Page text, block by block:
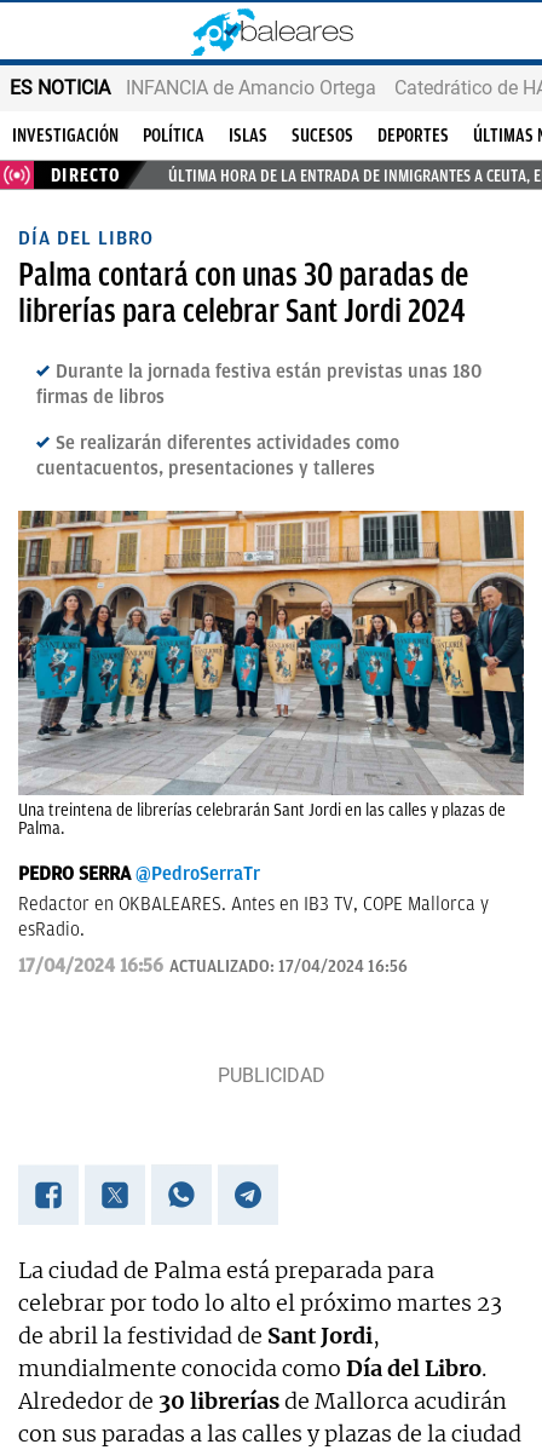
ES NOTICIA INFANCIA de Amancio Ortega
INVESTIGACIÓN POLÍTICA ISLAS SUCESOS DEPORTES
ÚLTIMAS
DIRECTO
ÚLTIMA HORA DE LA ENTRADA DE INMIGRANTES A CEUTA,
DÍA DEL LIBRO
Palma contará con unas 30 paradas de
librerías para celebrar Sant Jordi 2024
Durante la jornada festiva están previstas unas 180
firmas de libros
Se realizarán diferentes actividades como
cuentacuentos, presentaciones y talleres
Una treintena de librerías celebrarán Sant Jordi en las calles y plazas de
Palma.
PEDRO SERRA @PedroSerraTr
Redactor en OKBALEARES. Antes en IB3 TV, COPE Mallorca y
esRadio.
17/04/2024 16:56 ACTUALIZADO: 17/04/2024 16:56
La ciudad de Palma está preparada para
celebrar por todo lo alto el próximo martes 23
de abril la festividad de Sant Jordi,
mundialmente conocida como Día del Libro.
Alrededor de 30 libreríasde Mallorca acudirán
con sus paradas a las calles y plazas de la ciudad